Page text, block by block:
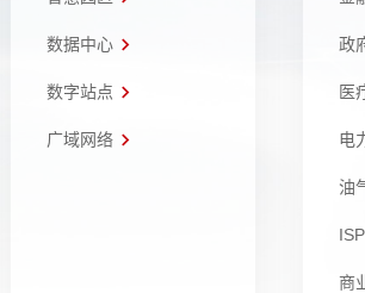
数据中心
数字站点
广域网络
政
医
电
油
ISP
商